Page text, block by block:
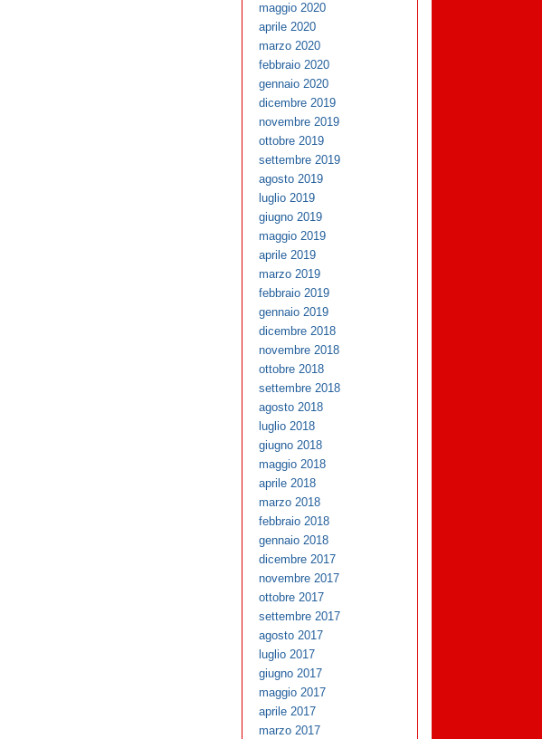
maggio 2020
aprile 2020
marzo 2020
febbraio 2020
gennaio 2020
dicembre 2019
novembre 2019
ottobre 2019
settembre 2019
agosto 2019
luglio 2019
giugno 2019
maggio 2019
aprile 2019
marzo 2019
febbraio 2019
gennaio 2019
dicembre 2018
novembre 2018
ottobre 2018
settembre 2018
agosto 2018
luglio 2018
giugno 2018
maggio 2018
aprile 2018
marzo 2018
febbraio 2018
gennaio 2018
dicembre 2017
novembre 2017
ottobre 2017
settembre 2017
agosto 2017
luglio 2017
giugno 2017
maggio 2017
aprile 2017
marzo 2017